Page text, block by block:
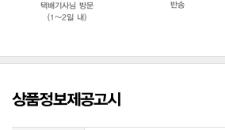
택배기사님 방문
(1~2일 내)
반송
상품정보제공고시